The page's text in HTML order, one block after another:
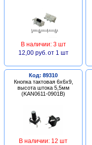
В наличии: 3 шт
12,00 руб. от 1 шт
Код: 89310
Кнопка тактовая 6х6х9,
высота штока 5,5мм
(KAN0611-0901B)
В наличии: 12 шт